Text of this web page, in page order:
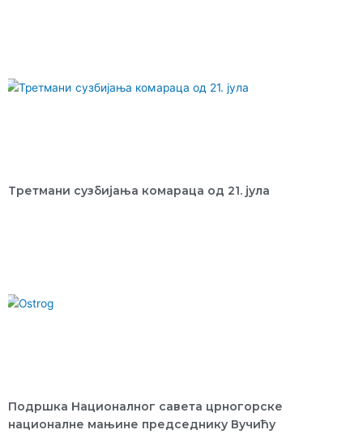
Третмани сузбијања комараца од 21. јула
Подршка Националног саветa црногорске
националне мањине председнику Вучићу